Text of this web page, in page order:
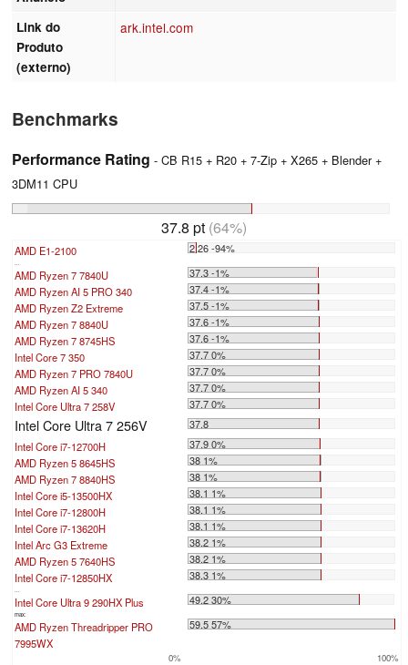
Link do
Produto
(externo)
ark.intel.com
Benchmarks
Performance Rating - CB R15 + R20 + 7-Zip + X265 + Blender +
3DM11 CPU
37.8 pt (64%)
AMD E1-2100 2.26 -94%
AMD Ryzen 7 7840U
37.3 -1%
AMD Ryzen AI 5 PRO 340
37.4 -1%
AMD Ryzen Z2 Extreme
37.5 -1%
AMD Ryzen 7 8840U
37.6 -1%
AMD Ryzen 7 8745HS
37.6 -1%
Intel Core 7 350
37.7 0%
AMD Ryzen 7 PRO 7840U
37.7 0%
AMD Ryzen AI 5 340
37.7 0%
Intel Core Ultra 7 258V
37.7 0%
Intel Core Ultra 7 256V
37.8
Intel Core i7-12700H
37.9 0%
AMD Ryzen 5 8645HS
38 1%
AMD Ryzen 7 8840HS
38 1%
Intel Core i5-13500HX
38.1 1%
Intel Core i7-12800H
38.1 1%
Intel Core i7-13620H
38.1 1%
Intel Arc G3 Extreme
38.2 1%
AMD Ryzen 5 7640HS
38.2 1%
Intel Core i7-12850HX
38.3 1%
Intel Core Ultra 9 290HX Plus 49.2 30%
max:
AMD Ryzen Threadripper PRO
7995WX
59.5 57%
0% 100%